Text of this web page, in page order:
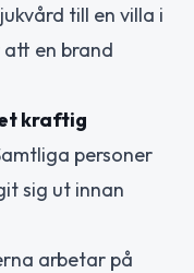
till en villa i
en brand
kraftig
personer
sig ut innan
arbetar på